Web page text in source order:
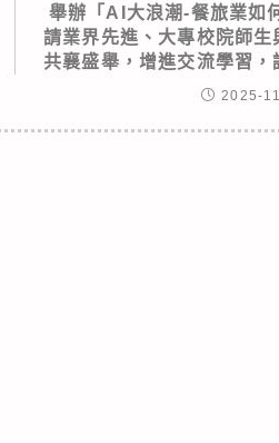
舉辦「AI大浪潮-餐旅業如
請業界先進、大專校院師
共襄盛舉，增進交流學習，
2025-